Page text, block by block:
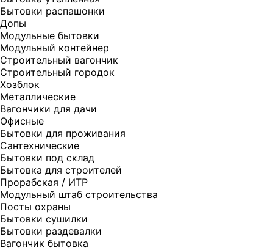
Бытовки распашонки
Допы
Модульные бытовки
Модульный контейнер
Строительный вагончик
Строительный городок
Хозблок
Металлические
Вагончики для дачи
Офисные
Бытовки для проживания
Сантехнические
Бытовки под склад
Бытовка для строителей
Прорабская / ИТР
Модульный штаб строительства
Посты охраны
Бытовки сушилки
Бытовки раздевалки
Вагончик бытовка